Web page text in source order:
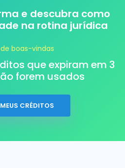
e descubra como
na rotina jurídica
boas-vindas
que expiram em 3
forem usados
CRÉDITOS